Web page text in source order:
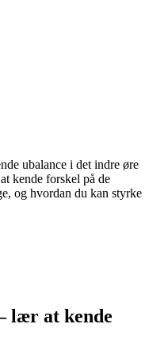
ubalance i det indre øre
kende forskel på de
og hvordan du kan styrke
lær at kende